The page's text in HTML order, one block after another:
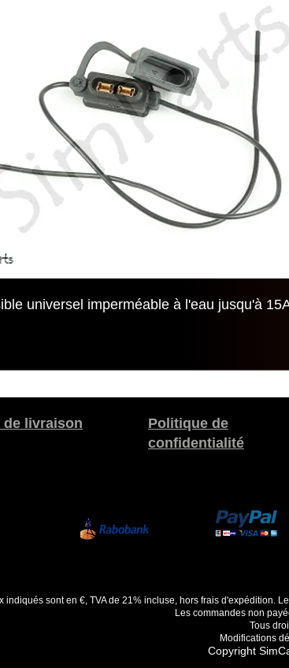
universel imperméable à l'eau jusqu'à
livraison
Politique de
confidentialité
indiqués sont en €, TVA de 21% incluse, hors frais d'expédition.
Les commandes non
Tous
Modifications
Copyright